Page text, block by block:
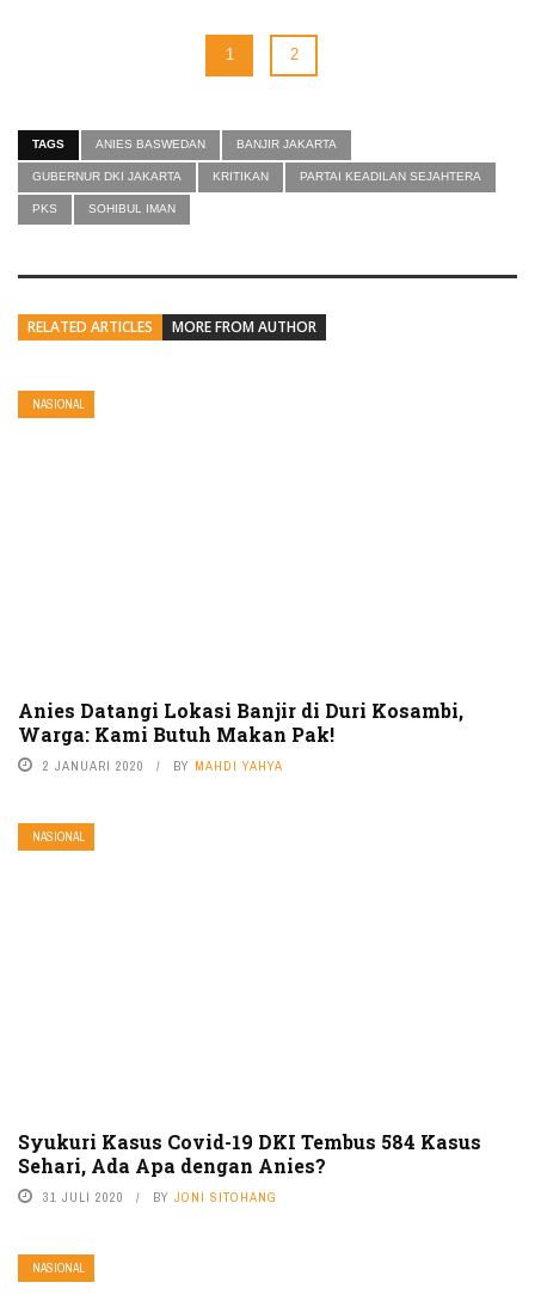
1 2
TAGS ANIES BASWEDAN BANJIR JAKARTA
GUBERNUR DKI JAKARTA KRITIKAN PARTAI KEADILAN SEJAHTERA
PKS SOHIBUL IMAN
RELATED ARTICLES MORE FROM AUTHOR
NASIONAL
Anies Datangi Lokasi Banjir di Duri Kosambi,
Warga: Kami Butuh Makan Pak!
2 JANUARI 2020 BY MAHDI YAHYA
NASIONAL
Syukuri Kasus Covid-19 DKI Tembus 584 Kasus
Sehari, Ada Apa dengan Anies?
31 JULI 2020 BY JONI SITOHANG
NASIONAL